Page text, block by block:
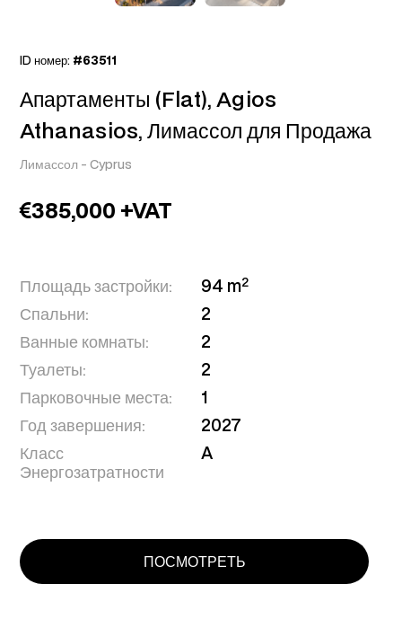
ID номер: #63511
385,000 +VAT
Лимассол -Cyprus
Апартаменты (Flat), Agios
Athanasios, Лимассол для Продажа
Площадь застройки: 94 m2
Спальни:
2
Ванные комнаты:
2
Туалеты:
2
Парковочные места:
1
Год завершения:
2027
Класс
Энергозатратности
A
ПОСМОТРЕТЬ